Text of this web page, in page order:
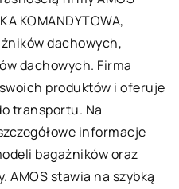
KOMANDYTOWA,
dachowych,
dachowych. Firma
produktów i oferuje
transportu. Na
informacje
bagażników oraz
AMOS stawia na szybką